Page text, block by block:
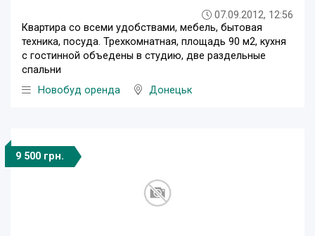
07.09.2012, 12:56
Квартира со всеми удобствами, мебель, бытовая
техника, посуда. Трехкомнатная, площадь 90 м2, кухня
с гостинной объедены в студию, две раздельные
спальни
Новобуд оренда
Донецьк
9 500 грн.